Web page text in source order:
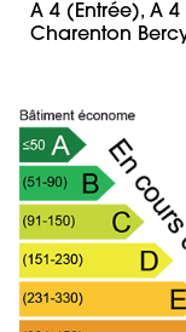
A 4 (Entrée), A
Charenton